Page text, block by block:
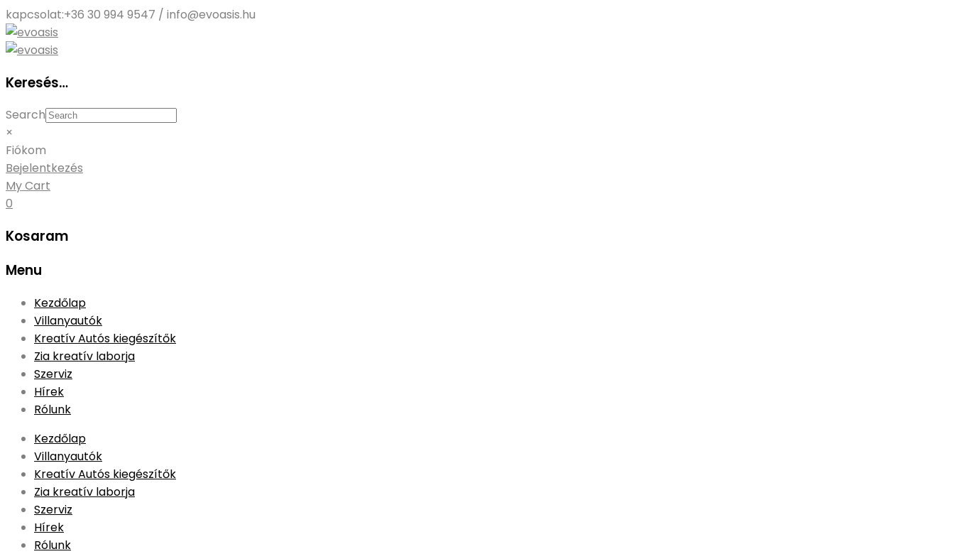
kapcsolat:+36 30 994 9547 / info@evoasis.hu
Keresés…
Search
×
Fiókom
Bejelentkezés
My Cart
0
Kosaram
Menu
Skip
content
Kezdőlap
Villanyautók
Kreatív Autós kiegészítők
Zia kreatív laborja
Szerviz
Hírek
Rólunk
Kezdőlap
Villanyautók
Kreatív Autós kiegészítők
Zia kreatív laborja
Szerviz
Hírek
Rólunk